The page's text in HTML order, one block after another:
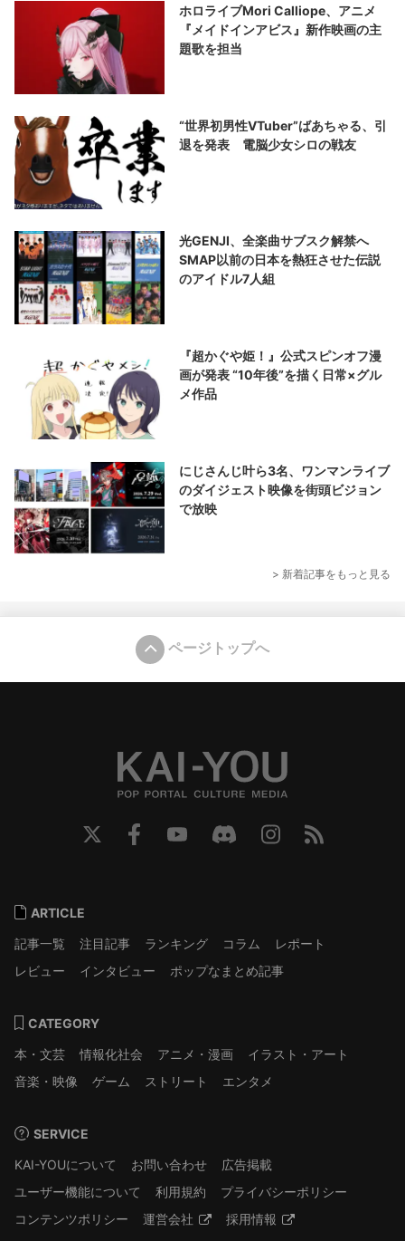
ホロライブMori Calliope、アニメ
『メイドインアビス』新作映画の主
題歌を担当
“世界初男性VTuber”ばあちゃる、引
退を発表 電脳少女シロの戦友
光GENJI、全楽曲サブスク解禁へ
SMAP以前の日本を熱狂させた伝説
のアイドル7人組
『超かぐや姫！』公式スピンオフ漫
画が発表 “10年後”を描く日常×グル
メ作品
にじさんじ叶ら3名、ワンマンライブ
のダイジェスト映像を街頭ビジョン
で放映
> 新着記事をもっと見る
ページトップへ
ARTICLE
記事一覧
注目記事 ランキング コラム
レポート
レビュー
インタビュー ポップなまとめ記事
CATEGORY
本・文芸
情報化社会 アニメ・漫画
イラスト・アート
音楽・映像
ゲーム ストリート エンタメ
SERVICE
KAI-YOUについて
お問い合わせ
広告掲載
ユーザー機能について
利用規約
プライバシーポリシー
コンテンツポリシー
運営会社 採用情報